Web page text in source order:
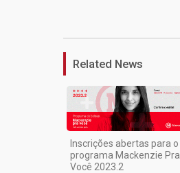
Related News
Inscrições abertas para o
programa Mackenzie Pra
Você 2023.2